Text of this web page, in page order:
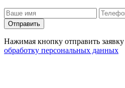
Отправить
Нажимая кнопку отправить
обработку персональных данных